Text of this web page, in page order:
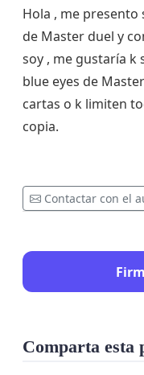
Hola , me
de Master duel y
soy , me gustaría k
blue eyes de
cartas o k limiten
copia.
Contactar con el
Comparta esta